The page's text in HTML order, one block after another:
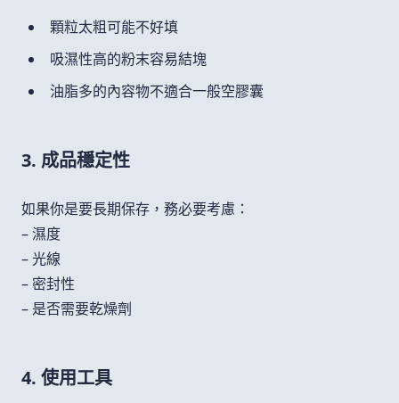
顆粒太粗可能不好填
吸濕性高的粉末容易結塊
油脂多的內容物不適合一般空膠囊
3. 成品穩定性
如果你是要長期保存，務必要考慮：
– 濕度
– 光線
– 密封性
– 是否需要乾燥劑
4. 使用工具